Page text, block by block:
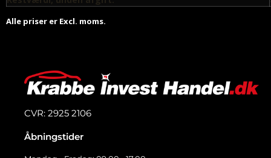
Alle priser er Excl. moms.
CVR: 2925 2106
Åbningstider